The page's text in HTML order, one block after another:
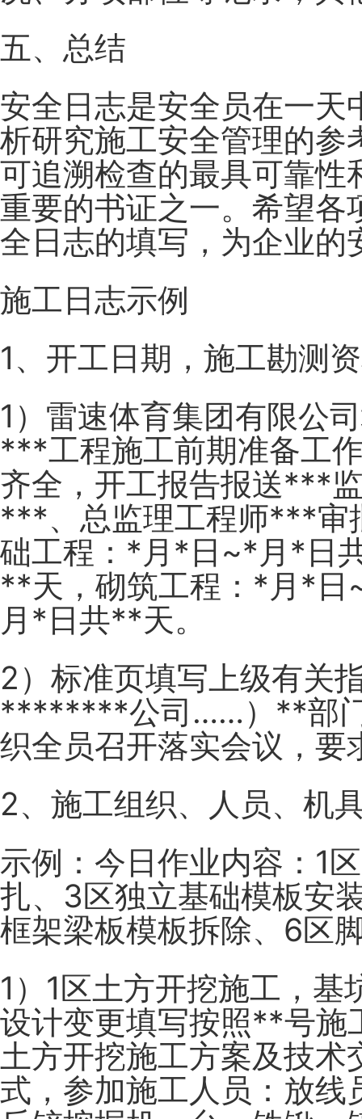
五、总结
安全日志是安全员在一
析研究施工安全管理的
可追溯检查的最具可靠
重要的书证之一。希望
全日志的填写，为企业
施工日志示例
1、开工日期，施工勘测
1）雷速体育集团有限公
***工程施工前期准备工
齐全，开工报告报送***
***、总监理工程师***审
础工程：*月*日~*月*日
**天，砌筑工程：*月*
月*日共**天。
2）标准页填写上级有
********公司……）**部门
织全员召开落实会议，
2、施工组织、人员、机
示例：今日作业内容：1
扎、3区独立基础模板安
框架梁板模板拆除、6区
1）1区土方开挖施工，
设计变更填写按照**号施
土方开挖施工方案及技
式，参加施工人员：放